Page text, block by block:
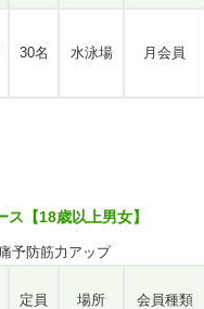
30名 水泳場 月会員
【18歳以上男女】
予防筋力アップ
定員 場所 会員種類